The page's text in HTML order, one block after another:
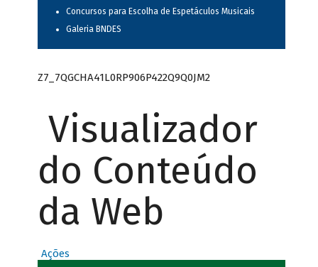
Concursos para Escolha de Espetáculos Musicais
Galeria BNDES
Z7_7QGCHA41L0RP906P422Q9Q0JM2
Visualizador
do Conteúdo
da Web
Ações